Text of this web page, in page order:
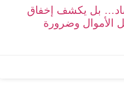
بل يكشف إخفاق
الأموال وضرورة